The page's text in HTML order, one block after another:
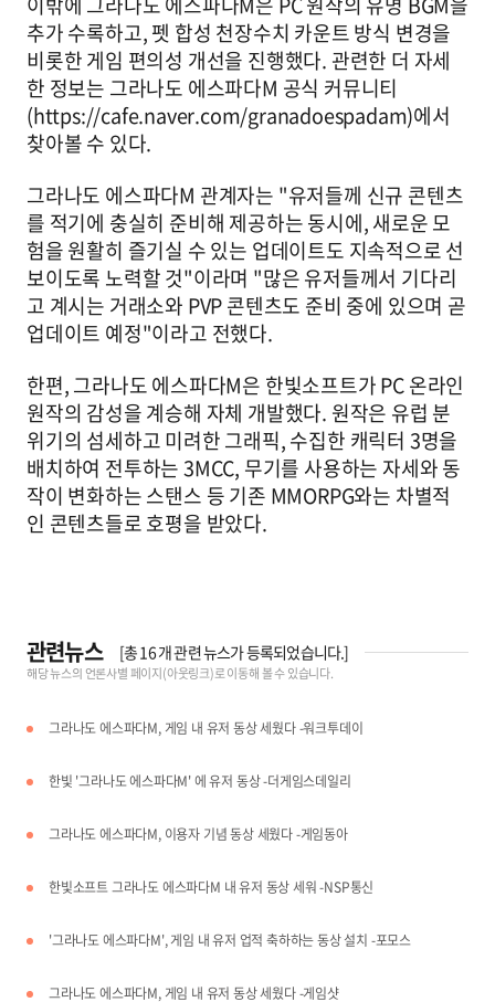
추가 수록하고, 펫 합성 천장수치 카운트 방식 변경을
비롯한 게임 편의성 개선을 진행했다. 관련한 더 자세
한 정보는 그라나도 에스파다M 공식 커뮤니티
(https://cafe.naver.com/granadoespadam)에서
찾아볼 수 있다.
그라나도 에스파다M 관계자는 "유저들께 신규 콘텐츠
를 적기에 충실히 준비해 제공하는 동시에, 새로운 모
험을 원활히 즐기실 수 있는 업데이트도 지속적으로 선
보이도록 노력할 것"이라며 "많은 유저들께서 기다리
고 계시는 거래소와 PVP 콘텐츠도 준비 중에 있으며 곧
업데이트 예정"이라고 전했다.
한편, 그라나도 에스파다M은 한빛소프트가 PC 온라인
원작의 감성을 계승해 자체 개발했다. 원작은 유럽 분
위기의 섬세하고 미려한 그래픽, 수집한 캐릭터 3명을
배치하여 전투하는 3MCC, 무기를 사용하는 자세와 동
작이 변화하는 스탠스 등 기존 MMORPG와는 차별적
인 콘텐츠들로 호평을 받았다.
관련뉴스 [총16개 관련 뉴스가 등록되었습니다.]
해당 뉴스의 언론사별 페이지(아웃링크)로 이동해 볼 수 있습니다.
그라나도 에스파다M, 게임 내 유저 동상 세웠다 -워크투데이
한빛 '그라나도 에스파다M' 에 유저 동상 -더게임스데일리
그라나도 에스파다M, 이용자 기념 동상 세웠다 -게임동아
한빛소프트 그라나도 에스파다M 내 유저 동상 세워 -NSP통신
'그라나도 에스파다M', 게임 내 유저 업적 축하하는 동상 설치 -포모스
그라나도 에스파다M, 게임 내 유저 동상 세웠다 -게임샷